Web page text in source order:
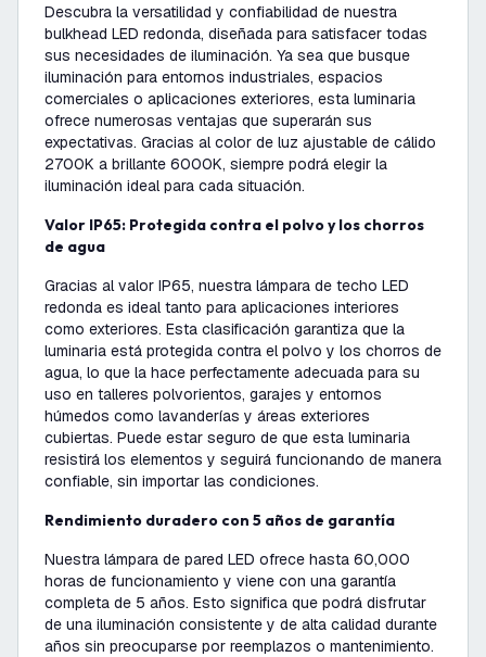
Descubra la versatilidad y confiabilidad de nuestra
bulkhead LED redonda, diseñada para satisfacer todas
sus necesidades de iluminación. Ya sea que busque
iluminación para entornos industriales, espacios
comerciales o aplicaciones exteriores, esta luminaria
ofrece numerosas ventajas que superarán sus
expectativas. Gracias al color de luz ajustable de cálido
2700K a brillante 6000K, siempre podrá elegir la
iluminación ideal para cada situación.
Valor IP65: Protegida contra el polvo y los chorros
de agua
Gracias al valor IP65, nuestra lámpara de techo LED
redonda es ideal tanto para aplicaciones interiores
como exteriores. Esta clasificación garantiza que la
luminaria está protegida contra el polvo y los chorros de
agua, lo que la hace perfectamente adecuada para su
uso en talleres polvorientos, garajes y entornos
húmedos como lavanderías y áreas exteriores
cubiertas. Puede estar seguro de que esta luminaria
resistirá los elementos y seguirá funcionando de manera
confiable, sin importar las condiciones.
Rendimiento duradero con 5 años de garantía
Nuestra lámpara de pared LED ofrece hasta 60,000
horas de funcionamiento y viene con una garantía
completa de 5 años. Esto significa que podrá disfrutar
de una iluminación consistente y de alta calidad durante
años sin preocuparse por reemplazos o mantenimiento.